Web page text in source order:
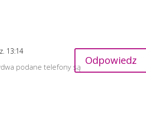
13:14
podane telefony są Odpowiedz